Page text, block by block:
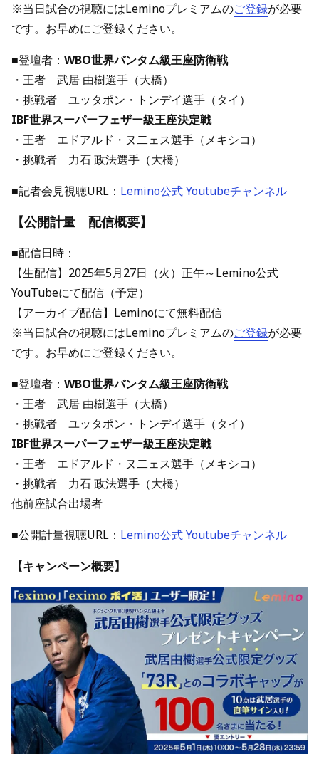
※当日試合の視聴にはLeminoプレミアムのご登録が必要
です。お早めにご登録ください。
■登壇者： WBO世界バンタム級王座防衛戦
・王者 武居 由樹選手（大橋）
・挑戦者 ユッタポン・トンデイ選手（タイ）
IBF世界スーパーフェザー級王座決定戦
・王者 エドアルド・ヌ二ェス選手（メキシコ）
・挑戦者 力石 政法選手（大橋）
■記者会見視聴URL： Lemino公式 Youtubeチャンネル
【公開計量 配信概要】
■配信日時：
【生配信】2025年5月27日（火）正午～Lemino公式
YouTubeにて配信（予定）
【アーカイブ配信】Leminoにて無料配信
※当日試合の視聴にはLeminoプレミアムのご登録が必要
です。お早めにご登録ください。
■登壇者： WBO世界バンタム級王座防衛戦
・王者 武居 由樹選手（大橋）
・挑戦者 ユッタポン・トンデイ選手（タイ）
IBF世界スーパーフェザー級王座決定戦
・王者 エドアルド・ヌ二ェス選手（メキシコ）
・挑戦者 力石 政法選手（大橋）
他前座試合出場者
■公開計量視聴URL： Lemino公式 Youtubeチャンネル
【キャンペーン概要】